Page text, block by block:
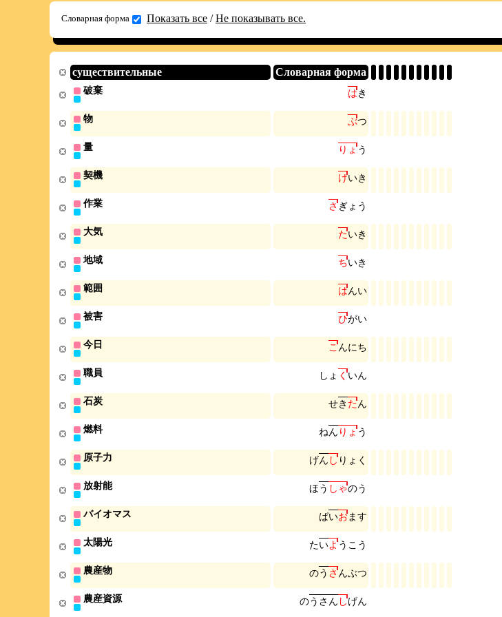
Словарная форма Показать все /Не показывать все.
существительные Словарная форма
破棄 はき
物 ぶつ
量 り ょう
契機 けいき
作業 さぎ ょ う
大気 たいき
地域 ちいき
範囲 はんい
被害 ひがい
今日 こんにち
職員 し ょ くいん
石炭 せき たん
燃料 ねん り ょう
原子力 げん しり ょ く
放射能 ほう し ゃのう
バイオマス ばいおます
太陽光 たいよう こ う
農産物 のう さんぶつ
農産資源 のう さ ん しげん